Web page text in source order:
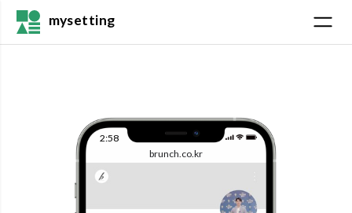
mysetting
2:58
brunch.co.kr